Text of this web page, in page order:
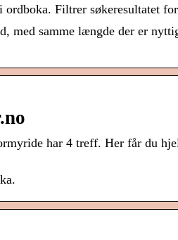
Filtrer søkeresultatet
samme længde der er
har 4 treff. Her får du